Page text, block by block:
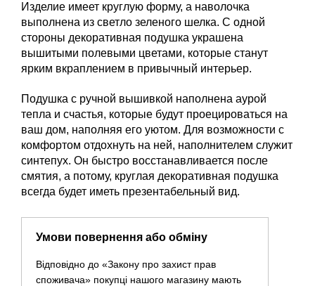
Изделие имеет круглую форму, а наволочка
выполнена из светло зеленого шелка. С одной
стороны декоративная подушка украшена
вышитыми полевыми цветами, которые станут
ярким вкраплением в привычный интерьер.
Подушка с ручной вышивкой наполнена аурой
тепла и счастья, которые будут проецироваться на
ваш дом, наполняя его уютом. Для возможности с
комфортом отдохнуть на ней, наполнителем служит
синтепух. Он быстро восстанавливается после
смятия, а потому, круглая декоративная подушка
всегда будет иметь презентабельный вид.
Умови повернення або обміну
Відповідно до «Закону про захист прав
споживача» покупці нашого магазину мають